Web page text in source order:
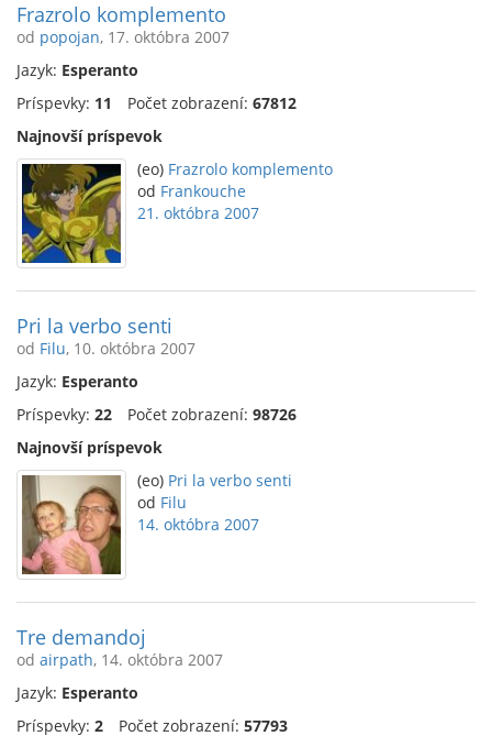
Frazrolo komplemento
od popojan, 17. októbra 2007
Jazyk: Esperanto
Príspevky: 11 Počet zobrazení: 67812
Najnovší príspevok
(eo) Frazrolo komplemento
od Frankouche
21. októbra 2007
Pri la verbo senti
od Filu, 10. októbra 2007
Jazyk: Esperanto
Príspevky: 22 Počet zobrazení: 98726
Najnovší príspevok
(eo) Pri la verbo senti
od Filu
14. októbra 2007
Tre demandoj
od airpath, 14. októbra 2007
Jazyk: Esperanto
Príspevky: 2 Počet zobrazení: 57793